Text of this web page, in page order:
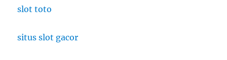
slot toto
situs slot gacor